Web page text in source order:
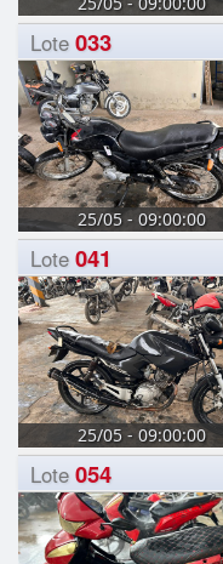
Lote 033
25/05 - 09:00:00
Lote 041
25/05 - 09:00:00
Lote 054